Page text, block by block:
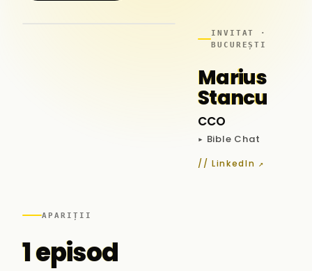
INVITAT ·
BUCUREȘTI
Marius
Stancu
CCO
▸ Bible Chat
// LinkedIn ↗
APARIȚII
1 episod